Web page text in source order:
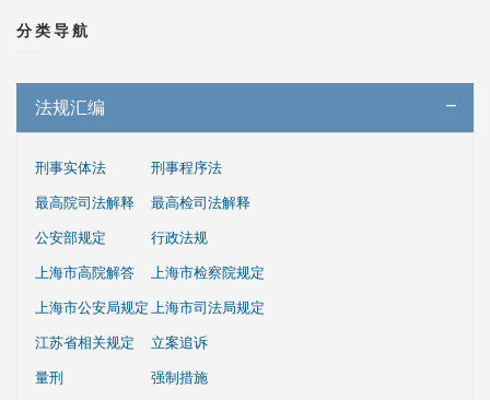
分类导航
法规汇编
刑事实体法
刑事程序法
最高院司法解释
最高检司法解释
公安部规定
行政法规
上海市高院解答
上海市检察院规定
上海市公安局规定 上海市司法局规定
江苏省相关规定
立案追诉
量刑
强制措施